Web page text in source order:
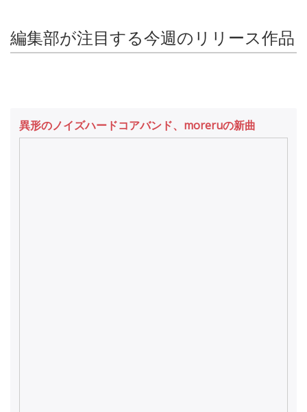
編集部が注目する今週のリリース作品
異形のノイズハードコアバンド、moreruの新曲